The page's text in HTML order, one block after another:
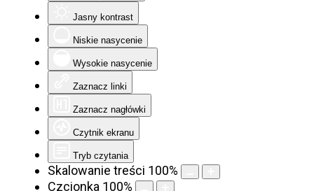
Jasny kontrast
Niskie nasycenie
Wysokie nasycenie
Zaznacz linki
Zaznacz nagłówki
Czytnik ekranu
Tryb czytania
Skalowanie treści 100%
Czcionka 100%